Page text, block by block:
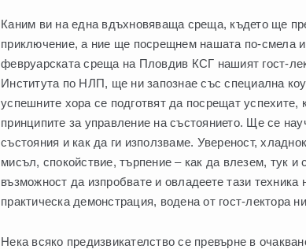
Каним ви на една вдъхновяваща среща, където ще
приключение, а ние ще посрещнем нашата по-смела
февруарската среща на Пловдив КСГ нашият гост-
Института по НЛП, ще ни запознае със специална
успешните хора се подготвят да посрещат успехите,
принципите за управление на състоянието. Ще се
състояния и как да ги използваме. Увереност,
мисъл, спокойствие, търпение – как да влезем, тук
възможност да изпробвате и овладеете тази техника
практическа демонстрация, водена от гост-лектора
Нека всяко предизвикателство се превърне в